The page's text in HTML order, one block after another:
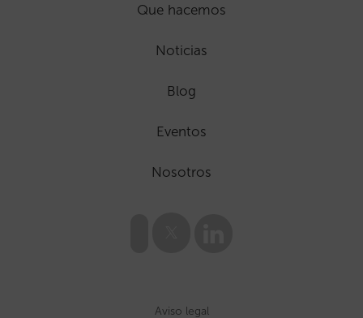
Que hacemos
Noticias
Blog
Eventos
Nosotros
Aviso legal